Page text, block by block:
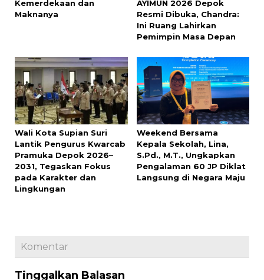
Kemerdekaan dan
Maknanya
AYIMUN 2026 Depok
Resmi Dibuka, Chandra:
Ini Ruang Lahirkan
Pemimpin Masa Depan
Wali Kota Supian Suri
Lantik Pengurus Kwarcab
Pramuka Depok 2026–
2031, Tegaskan Fokus
pada Karakter dan
Lingkungan
Weekend Bersama
Kepala Sekolah, Lina,
S.Pd., M.T., Ungkapkan
Pengalaman 60 JP Diklat
Langsung di Negara Maju
Komentar
Tinggalkan Balasan